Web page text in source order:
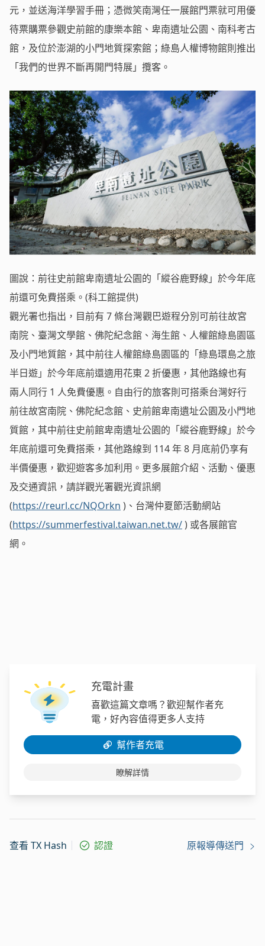
元，並送海洋學習手冊；憑微笑南灣任一展館門票就可用優
待票購票參觀史前館的康樂本館、卑南遺址公園、南科考古
館，及位於澎湖的小門地質探索館；綠島人權博物館則推出
「我們的世界不斷再開門特展」攬客。
圖說：前往史前館卑南遺址公園的「縱谷鹿野線」於今年底
前還可免費搭乘。(科工館提供)
觀光署也指出，目前有 7 條台灣觀巴遊程分別可前往故宮
南院、臺灣文學館、佛陀紀念館、海生館、人權館綠島園區
及小門地質館，其中前往人權館綠島園區的「綠島環島之旅
半日遊」於今年底前還適用花東 2 折優惠，其他路線也有
兩人同行 1 人免費優惠。自由行的旅客則可搭乘台灣好行
前往故宮南院、佛陀紀念館、史前館卑南遺址公園及小門地
質館，其中前往史前館卑南遺址公園的「縱谷鹿野線」於今
年底前還可免費搭乘，其他路線到 114 年 8 月底前仍享有
半價優惠，歡迎遊客多加利用。更多展館介紹、活動、優惠
及交通資訊，請詳觀光署觀光資訊網
(https://reurl.cc/NQOrkn )、台灣仲夏節活動網站
(https://summerfestival.taiwan.net.tw/) 或各展館官
網。
充電計畫
喜歡這篇文章嗎？歡迎幫作者充
電，好內容值得更多人支持
幫作者充電
瞭解詳情
查看 TX Hash 認證 原報導傳送門